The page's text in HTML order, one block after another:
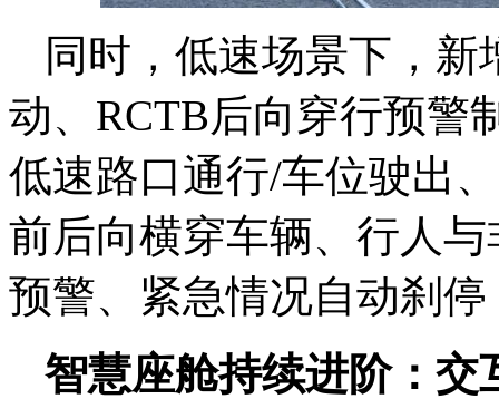
同时，低速场景下，新
动、RCTB后向穿行预警
低速路口通行/车位驶出
前后向横穿车辆、行人
预警、紧急情况自动刹
智慧座舱持续进阶：交